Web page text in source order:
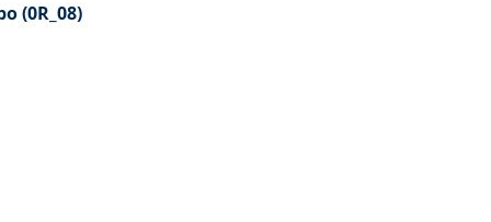
(0R_08)